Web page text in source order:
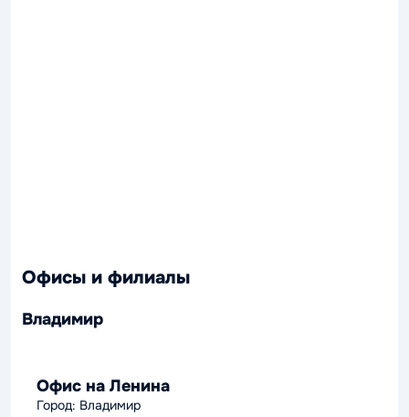
Офисы и филиалы
Владимир
Офис на Ленина
Город: Владимир